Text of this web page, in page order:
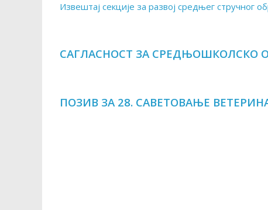
Извештај секције за развој средњег стручног
САГЛАСНОСТ ЗА СРЕДЊОШКОЛСКО
ПОЗИВ ЗА 28. САВЕТОВАЊЕ